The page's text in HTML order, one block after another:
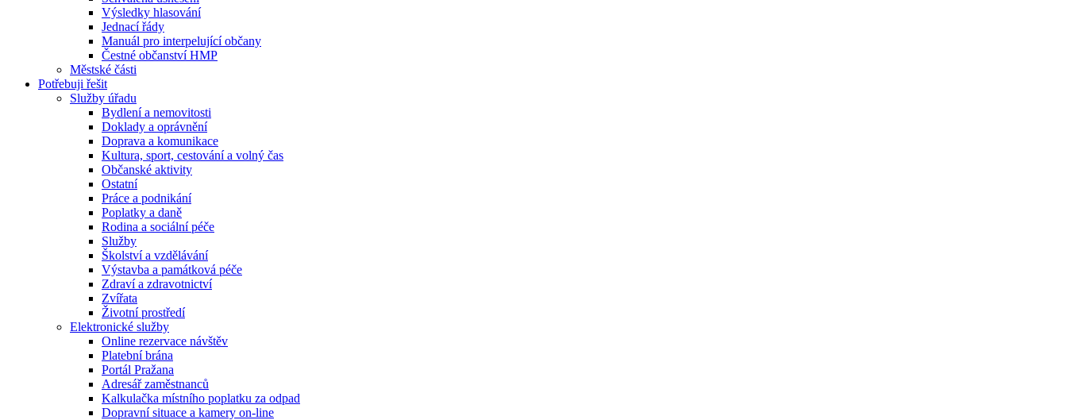
Výsledky hlasování
Jednací řády
Manuál pro interpelující občany
Čestné občanství HMP
Městské části
Potřebuji řešit
Služby úřadu
Bydlení a nemovitosti
Doklady a oprávnění
Doprava a komunikace
Kultura, sport, cestování a volný čas
Občanské aktivity
Ostatní
Práce a podnikání
Poplatky a daně
Rodina a sociální péče
Služby
Školství a vzdělávání
Výstavba a památková péče
Zdraví a zdravotnictví
Zvířata
Životní prostředí
Elektronické služby
Online rezervace návštěv
Platební brána
Portál Pražana
Adresář zaměstnanců
Kalkulačka místního poplatku za odpad
Dopravní situace a kamery on-line